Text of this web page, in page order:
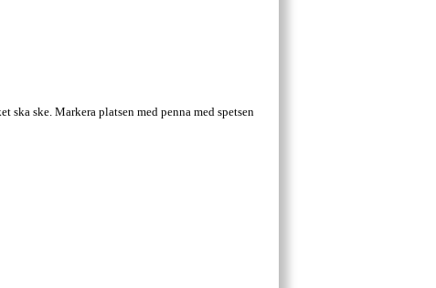
ske. Markera platsen med penna med spetsen